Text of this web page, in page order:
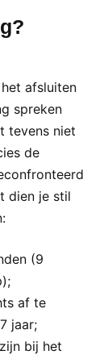
afsluiten
spreken
tevens niet
de
dien je stil
(9
af te
jaar;
bij het